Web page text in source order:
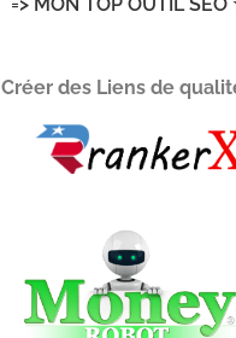
Créer des Liens de